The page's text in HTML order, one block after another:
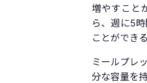
増やすこと
ら、週に5
ことができ
ミールプレ
分な容量を